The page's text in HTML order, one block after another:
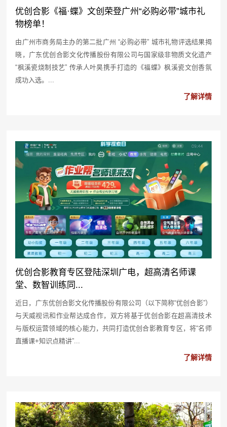
优创合影《福·蝶》文创荣登广州“必购必带”城市礼
物榜单！
由广州市商务局主办的第二批广州 “必购必带” 城市礼物评选结果揭
晓，广东优创合影文化传播股份有限公司与国家级非物质文化遗产
“枫溪瓷烧制技艺” 传承人叶昊携手打造的《福蝶》枫溪瓷文创香氛
成功入选。...
了解详情
优创合影教育专区登陆深圳广电，超高清名师课
堂、数智训练同...
近日，广东优创合影文化传播股份有限公司（以下简称“优创合影”）
与天威视讯和作业帮达成合作，双方将基于优创合影在超高清技术
与版权运营领域的核心能力，共同打造优创合影教育专区，将“名师
直播课+知识点精讲”...
了解详情